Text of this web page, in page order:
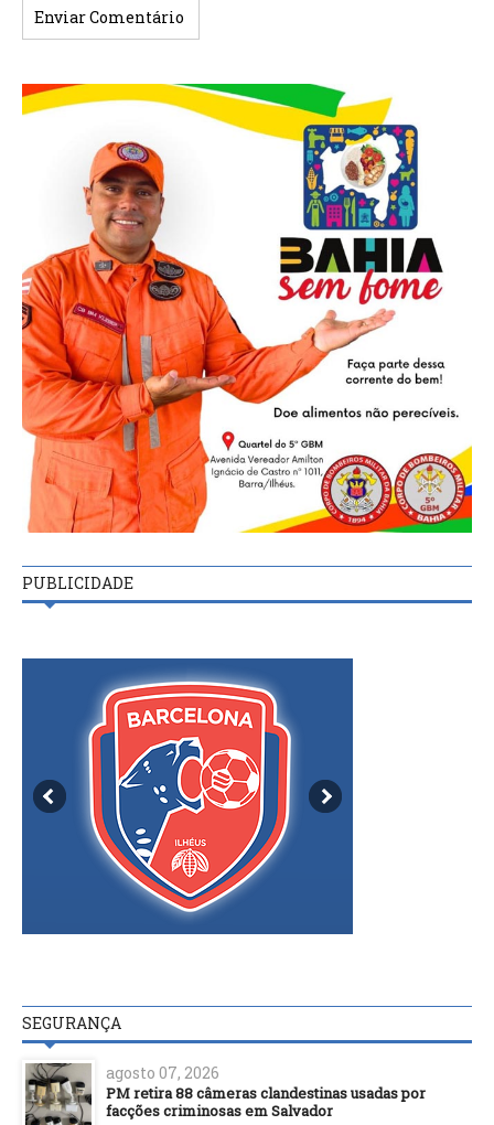
PUBLICIDADE
SEGURANÇA
agosto 07, 2026
PM retira 88 câmeras clandestinas usadas por
facções criminosas em Salvador